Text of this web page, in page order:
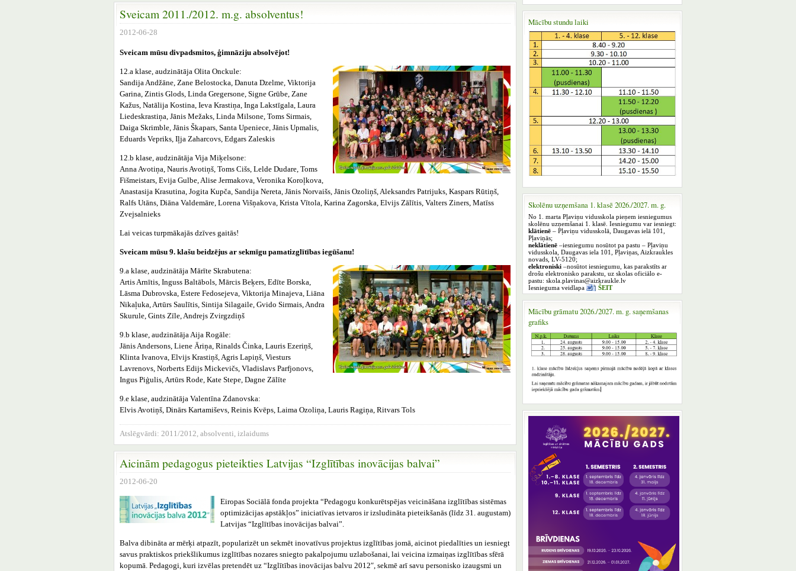
Sveicam 2011./2012. m.g. absolventus!
2012-06-28
Sveicam mūsu divpadsmitos, ģimnāziju absolvējot!
12.a klase, audzinātāja Olita Onckule:
Sandija Andžāne, Zane Belostocka, Danuta Dzelme, Viktorija
Garina, Zintis Glods, Linda Gregersone, Signe Grūbe, Zane
Kažus, Natālija Kostina, Ieva Krastiņa, Inga Lakstīgala, Laura
Liedeskrastiņa, Jānis Mežaks, Linda Milsone, Toms Sirmais,
Daiga Skrimble, Jānis Škapars, Santa Upeniece, Jānis Upmalis,
Eduards Vepriks, Iļja Zaharcovs, Edgars Zaleskis
12.b klase, audzinātāja Vija Miķelsone:
Anna Avotiņa, Nauris Avotiņš, Toms Cišs, Lelde Dudare, Toms
Fišmeistars, Evija Gulbe, Alise Jermakova, Veronika Koroļkova,
Anastasija Krasutina, Jogita Kupča, Sandija Nereta, Jānis Norvaišs, Jānis Ozoliņš, Aleksandrs Patrijuks, Kaspars Rūtiņš,
Ralfs Utāns, Diāna Valdemāre, Lorena Višņakova, Krista Vītola, Karina Zagorska, Elvijs Zālītis, Valters Ziners, Matīss
Zvejsalnieks
Lai veicas turpmākajās dzīves gaitās!
Sveicam mūsu 9. klašu beidzējus ar sekmīgu pamatizglītības iegūšanu!
9.a klase, audzinātāja Mārīte Skrabutena:
Artis Arnītis, Inguss Baltābols, Mārcis Beķers, Edīte Borska,
Lāsma Dubrovska, Estere Fedosejeva, Viktorija Minajeva, Liāna
Nikaļuka, Artūrs Saulītis, Sintija Silagaile, Gvido Sirmais, Andra
Skurule, Gints Zīle, Andrejs Zvirgzdiņš
9.b klase, audzinātāja Aija Rogāle:
Jānis Andersons, Liene Āriņa, Rinalds Činka, Lauris Ezeriņš,
Klinta Ivanova, Elvijs Krastiņš, Agris Lapiņš, Viesturs
Lavrenovs, Norberts Edijs Mickevičs, Vladislavs Parfjonovs,
Ingus Piģulis, Artūrs Rode, Kate Stepe, Dagne Zālīte
9.e klase, audzinātāja Valentīna Zdanovska:
Elvis Avotiņš, Dinārs Kartamiševs, Reinis Kvēps, Laima Ozoliņa, Lauris Ragiņa, Ritvars Tols
Atslēgvārdi: 2011/2012 absolventi izlaidums
Aicinām pedagogus pieteikties Latvijas “Izglītības inovācijas balvai”
2012-06-20
Eiropas Sociālā fonda projekta “Pedagogu konkurētspējas veicināšana izglītības sistēmas
optimizācijas apstākļos” iniciatīvas ietvaros ir izsludināta pieteikšanās (līdz 31. augustam)
Latvijas “Izglītības inovācijas balvai”.
Balva dibināta ar mērķi atpazīt, popularizēt un sekmēt inovatīvus projektus izglītības jomā, aicinot piedalīties un iesniegt
savus praktiskos priekšlikumus izglītības nozares sniegto pakalpojumu uzlabošanai, lai veicina izmaiņas izglītības sfērā
kopumā. Pedagogi, kuri izvēlas pretendēt uz “Izglītības inovācijas balvu 2012″, sekmē arī savu personisko izaugsmi un
Mācību stundu laiki
Skolēnu uzņemšana 1. klasē 2026./2027. m. g.
No 1. marta Pļaviņu vidusskola pieņem iesniegumus
skolēnu uzņemšanai 1. klasē. Iesniegumu var iesniegt:
klātienē – Pļaviņu vidusskolā, Daugavas ielā 101,
Pļaviņās;
neklātienē –iesniegumu nosūtot pa pastu – Pļaviņu
vidusskola, Daugavas iela 101, Pļaviņas, Aizkraukles
novads, LV-5120;
elektroniski –nosūtot iesniegumu, kas parakstīts ar
drošu elektronisko parakstu, uz skolas oficiālo e-
pastu: skola.plavinas@aizkraukle.lv
Iesnieguma veidlapa
ŠEIT
Mācību grāmatu 2026./2027. m. g. saņemšanas
grafiks